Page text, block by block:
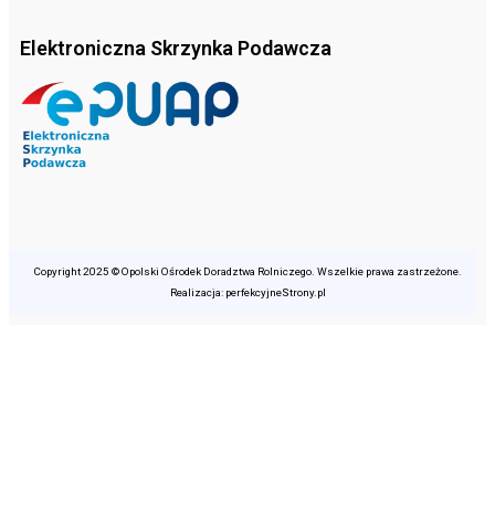
Elektroniczna Skrzynka Podawcza
Copyright 2025 © Opolski Ośrodek Doradztwa Rolniczego. Wszelkie prawa zastrzeżone.
Realizacja: perfekcyjneStrony.pl